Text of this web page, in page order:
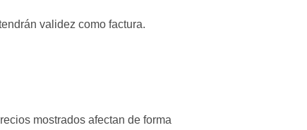
validez como factura.
mostrados afectan de forma